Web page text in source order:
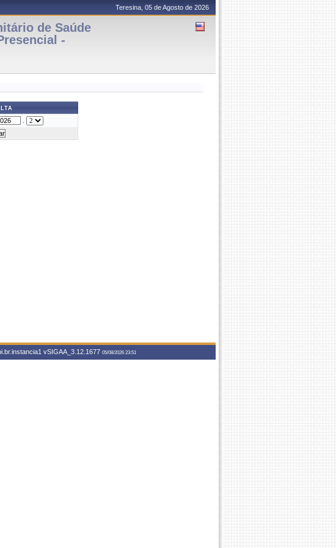
Teresina, 05 de Agosto de 2026
de Saúde
-
vSIGAA_3.12.1677 05/08/2026 23:51